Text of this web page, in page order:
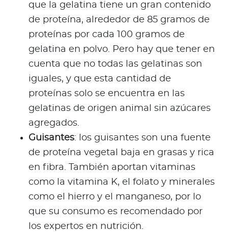
que la gelatina tiene un gran contenido
de proteína, alrededor de 85 gramos de
proteínas por cada 100 gramos de
gelatina en polvo. Pero hay que tener en
cuenta que no todas las gelatinas son
iguales, y que esta cantidad de
proteínas solo se encuentra en las
gelatinas de origen animal sin azúcares
agregados.
Guisantes: los guisantes son una fuente
de proteína vegetal baja en grasas y rica
en fibra. También aportan vitaminas
como la vitamina K, el folato y minerales
como el hierro y el manganeso, por lo
que su consumo es recomendado por
los expertos en nutrición.